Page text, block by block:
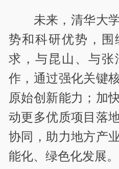
未来，清华大
势和科研优势，
求，与昆山、与
作，通过强化关键
原始创新能力；加
动更多优质项目落
协同，助力地方产
能化、绿色化发展。